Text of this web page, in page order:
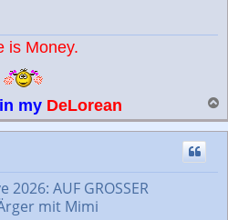
is Money.
my DeLorean
a
c
2026: AUF GROSSER
mit Mimi